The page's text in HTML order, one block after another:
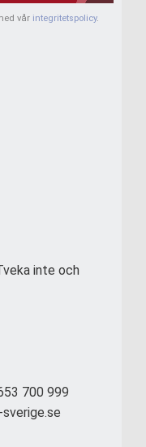
vår integritetspolicy.
inte och
700 999